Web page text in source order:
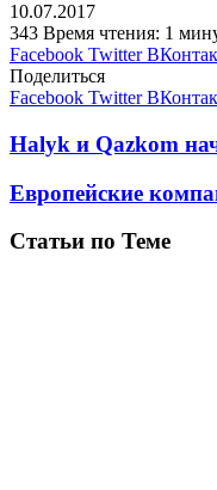
10.07.2017
343 Время чтения: 1
Facebook Twitter
Поделиться
Facebook Twitter
Halyk и Qazkom
Европейские
Статьи по Теме